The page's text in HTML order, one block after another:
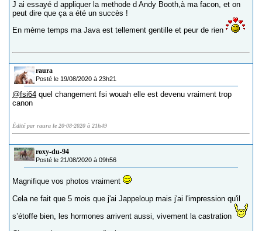
J ai essayé d appliquer la methode d Andy Booth,à ma facon, et on
peut dire que ça a été un succès !
En mème temps ma Java est tellement gentille et peur de rien
raura
Posté le 19/08/2020 à 23h21
@fsi64 quel changement fsi wouah elle est devenu vraiment trop
canon
Édité par raura le 20-08-2020 à 21h49
roxy-du-94
Posté le 21/08/2020 à 09h56
Magnifique vos photos vraiment
Cela ne fait que 5 mois que j'ai Jappeloup mais j'ai l'impression qu'il
s’étoffe bien, les hormones arrivent aussi, vivement la castration